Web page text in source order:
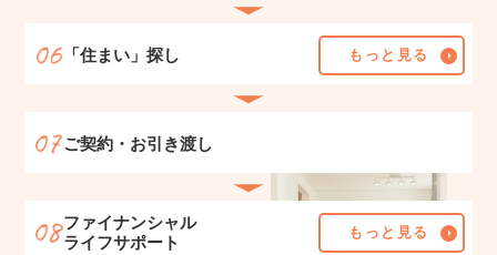
「住まい」探し もっと見る
ご契約・お引き渡し
ファイナンシャル
ライフサポート
もっと見る